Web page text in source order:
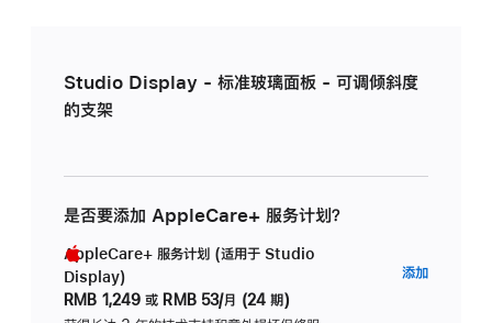
Studio Display - 标准玻璃面板 - 可调倾斜度
的支架
是否要添加 AppleCare+ 服务计划？
AppleCare+ 服务计划 (适用于 Studio
Display)
RMB 1,249 或 RMB 53/月 (24 期)
添加